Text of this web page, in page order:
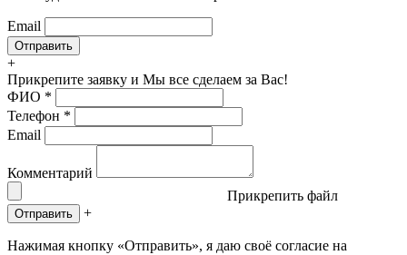
Email
+
Прикрепите заявку и Мы все сделаем за Вас!
ФИО *
Телефон *
Email
Комментарий
Прикрепить файл
Отправить +
Нажимая кнопку «Отправить», я даю своё согласие на